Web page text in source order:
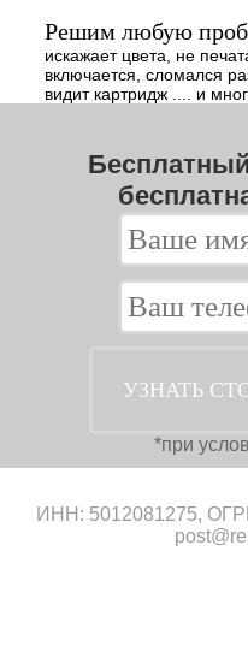
Решим любую
искажает цвета, не
включается, сломался
видит картридж .... и
*при
ИНН: 5012081275,